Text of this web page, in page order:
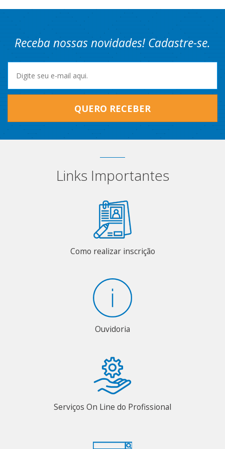
Receba nossas novidades! Cadastre-se.
QUERO RECEBER
Links Importantes
Como realizar inscrição
Ouvidoria
Serviços On Line do Profissional